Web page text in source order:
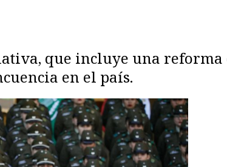
que incluye una
en el país.